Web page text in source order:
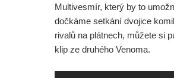
Multivesmír, který by to
dočkáme setkání dvojice
rivalů na plátnech, můžete si
klip ze druhého Venoma.